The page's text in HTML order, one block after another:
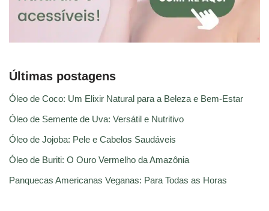
Últimas postagens
Óleo de Coco: Um Elixir Natural para a Beleza e Bem-Estar
Óleo de Semente de Uva: Versátil e Nutritivo
Óleo de Jojoba: Pele e Cabelos Saudáveis
Óleo de Buriti: O Ouro Vermelho da Amazônia
Panquecas Americanas Veganas: Para Todas as Horas